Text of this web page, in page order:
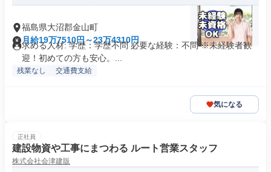
福島県大沼郡金山町
月給19万7510円～23万4310円
求める人材: 学歴：学歴不問 必要な経験：不問 ※未経験者歓
迎！初めての方も安心。...
残業なし 交通費支給
気になる
正社員
建設物資や工事にまつわる ルート営業スタッフ
株式会社会津建販